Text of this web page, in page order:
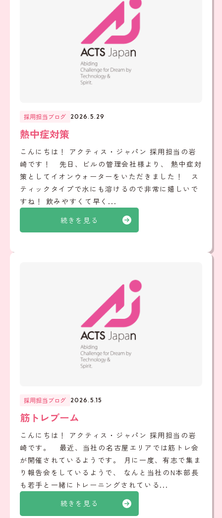
続きを見る
採用担当ブログ 2026.5.29
熱中症対策
こんにちは！ アクティス・ジャパン 採用担当の岩
崎です！ 先日、ビルの管理会社様より、 熱中症対
策としてイオンウォーターをいただきました！ ス
ティックタイプで水にも溶けるので非常に嬉しいで
すね！ 飲みやすくて早く...
続きを見る
採用担当ブログ 2026.5.15
筋トレブーム
こんにちは！ アクティス・ジャパン 採用担当の岩
崎です。 最近、当社の名古屋エリアでは筋トレ会
が開催されているようです。 月に一度、有志で集ま
り報告会をしているようで、 なんと当社のN本部長
も若手と一緒にトレーニングされている...